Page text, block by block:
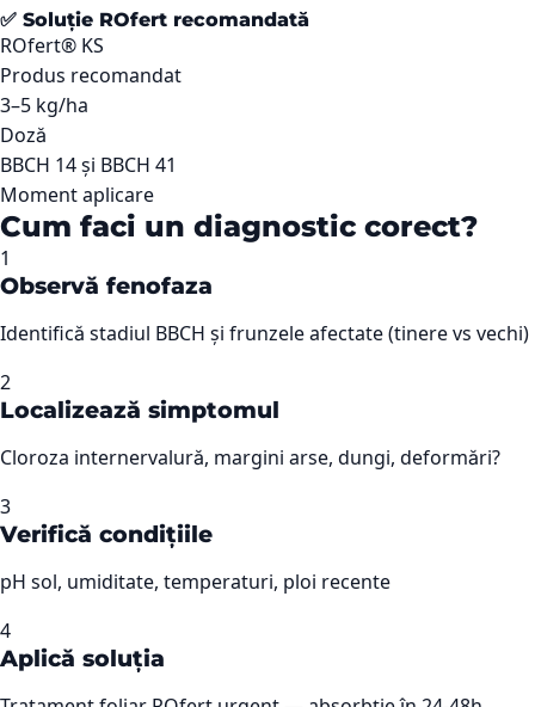
✅ Soluție ROfert recomandată
ROfert® KS
Produs recomandat
3–5 kg/ha
Doză
BBCH 14 și BBCH 41
Moment aplicare
Cum faci un diagnostic corect?
1
Observă fenofaza
Identifică stadiul BBCH și frunzele afectate (tinere vs vechi)
2
Localizează simptomul
Cloroza internervalură, margini arse, dungi, deformări?
3
Verifică condițiile
pH sol, umiditate, temperaturi, ploi recente
4
Aplică soluția